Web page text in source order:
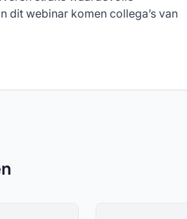
dit webinar komen collega’s van